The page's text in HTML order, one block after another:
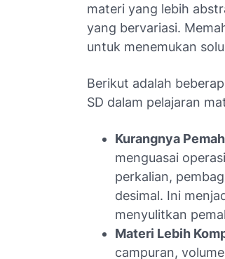
materi yang lebih
yang bervariasi.
untuk menemukan
Berikut adalah
SD dalam pelajaran
Kurangnya
menguasai
perkalian,
desimal. Ini
menyulitkan
Materi Lebih
campuran,